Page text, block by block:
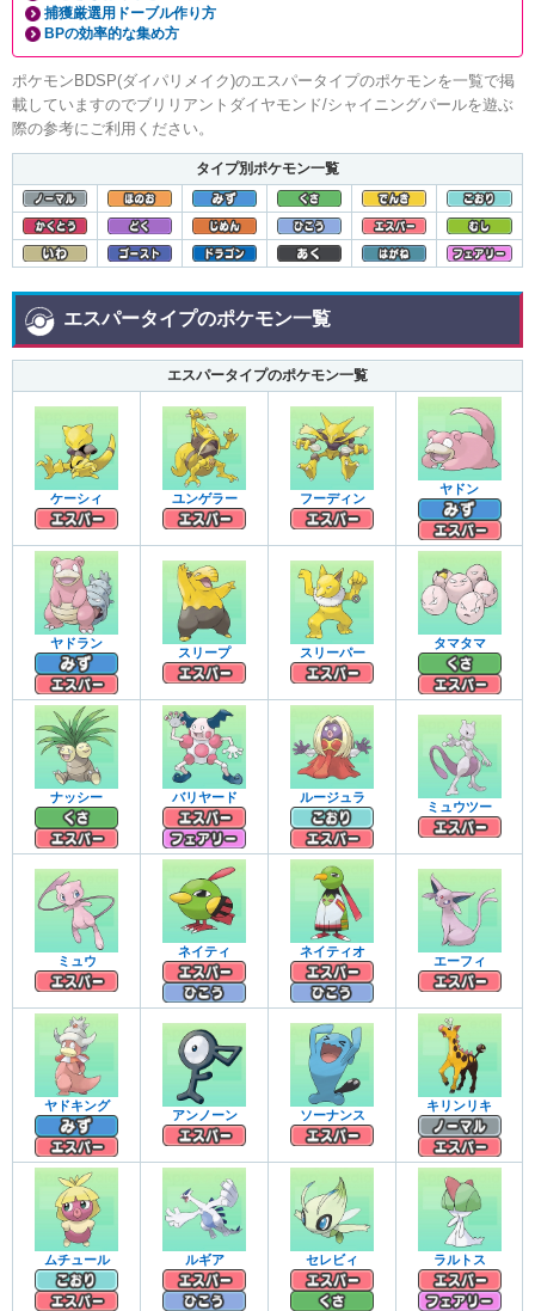
捕獲厳選用ドーブル作り方
BPの効率的な集め方
ポケモンBDSP(ダイパリメイク)のエスパータイプのポケモンを一覧で掲
載していますのでブリリアントダイヤモンド/シャイニングパールを遊ぶ
際の参考にご利用ください。
タイプ別ポケモン一覧
エスパータイプのポケモン一覧
エスパータイプのポケモン一覧
ケーシィ ユンゲラー フーディン
ヤドン
ヤドラン
スリープ スリーパー
タマタマ
ナッシー バリヤード ルージュラ
ミュウツー
ミュウ
ネイティ ネイティオ
エーフィ
ヤドキング
アンノーン ソーナンス
キリンリキ
ムチュール ルギア セレビィ ラルトス